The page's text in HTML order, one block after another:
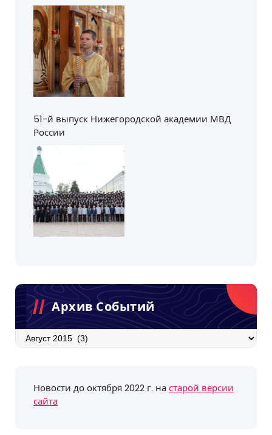
51-й выпуск Нижегородской академии МВД
России
Архив Событий
Архив
Новости до октября 2022 г. настарой версии
сайта